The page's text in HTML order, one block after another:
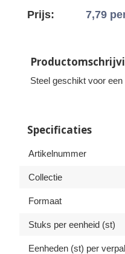
Prijs: 7,79
Steel geschikt voor
Specificaties
Artikelnummer
Collectie
Formaat
Stuks per eenheid (st)
Eenheden (st) per